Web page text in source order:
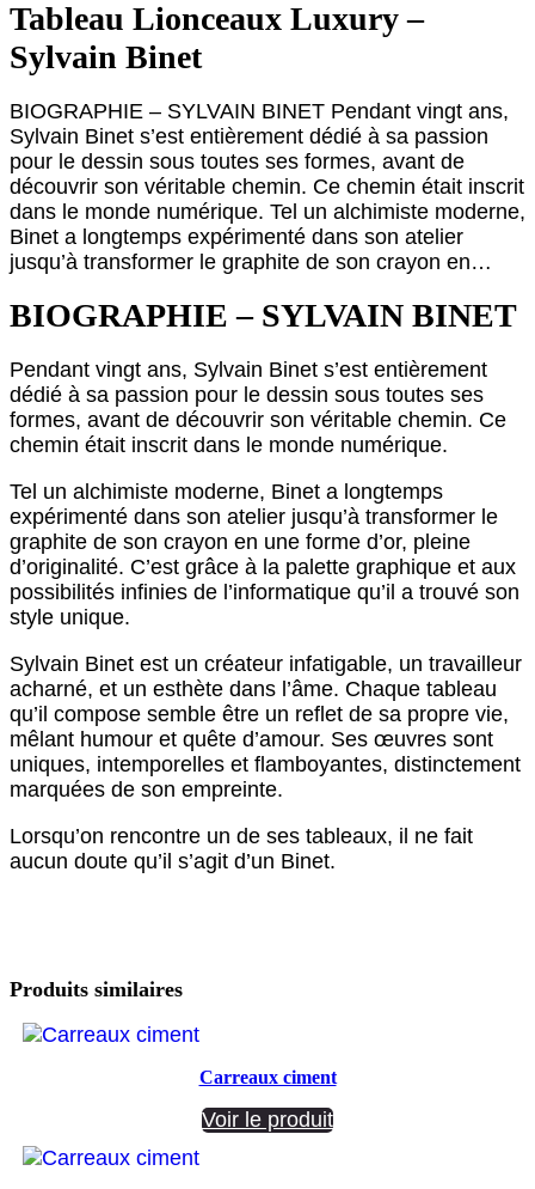
Tableau Lionceaux Luxury –
Sylvain Binet
BIOGRAPHIE – SYLVAIN BINET Pendant vingt ans,
Sylvain Binet s’est entièrement dédié à sa passion
pour le dessin sous toutes ses formes, avant de
découvrir son véritable chemin. Ce chemin était inscrit
dans le monde numérique. Tel un alchimiste moderne,
Binet a longtemps expérimenté dans son atelier
jusqu’à transformer le graphite de son crayon en…
BIOGRAPHIE – SYLVAIN BINET
Pendant vingt ans, Sylvain Binet s’est entièrement
dédié à sa passion pour le dessin sous toutes ses
formes, avant de découvrir son véritable chemin. Ce
chemin était inscrit dans le monde numérique.
Tel un alchimiste moderne, Binet a longtemps
expérimenté dans son atelier jusqu’à transformer le
graphite de son crayon en une forme d’or, pleine
d’originalité. C’est grâce à la palette graphique et aux
possibilités infinies de l’informatique qu’il a trouvé son
style unique.
Sylvain Binet est un créateur infatigable, un travailleur
acharné, et un esthète dans l’âme. Chaque tableau
qu’il compose semble être un reflet de sa propre vie,
mêlant humour et quête d’amour. Ses œuvres sont
uniques, intemporelles et flamboyantes, distinctement
marquées de son empreinte.
Lorsqu’on rencontre un de ses tableaux, il ne fait
aucun doute qu’il s’agit d’un Binet.
Produits similaires
Carreaux ciment
Voir le produit